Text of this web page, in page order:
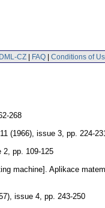
CZ | FAQ | Conditions of
268
(1966), issue 3, pp. 224-
2, pp. 109-125
machine]. Aplikace
issue 4, pp. 243-250